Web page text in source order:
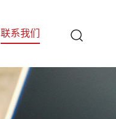
联系我们